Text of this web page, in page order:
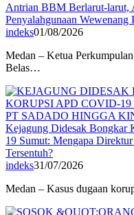
Antrian BBM Berlarut-larut,
Penyalahgunaan Wewenang
indeks01/08/2026
Medan – Ketua
Belas…
Kejagung Didesak Bongkar
19 Sumut: Mengapa
Tersentuh?
indeks31/07/2026
Medan – Kasus dugaan